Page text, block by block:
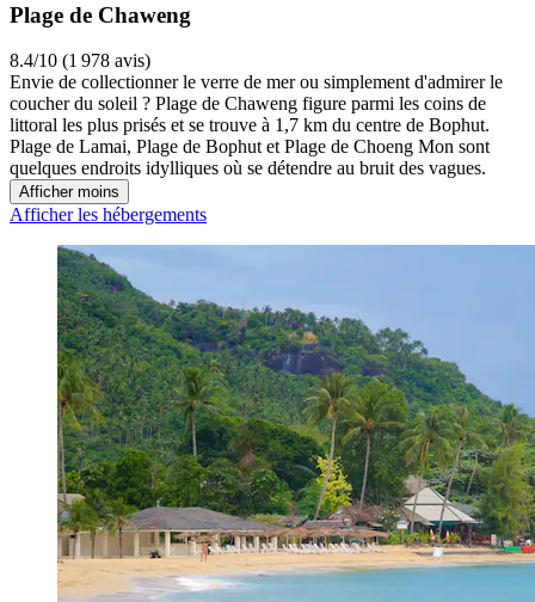
Plage de Chaweng
8.4/10 (1 978 avis)
Envie de collectionner le verre de mer ou simplement d'admirer le
coucher du soleil ? Plage de Chaweng figure parmi les coins de
littoral les plus prisés et se trouve à 1,7 km du centre de Bophut.
Plage de Lamai, Plage de Bophut et Plage de Choeng Mon sont
quelques endroits idylliques où se détendre au bruit des vagues.
Afficher moins
Afficher les hébergements